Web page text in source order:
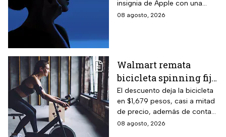
MSI
insignia de Apple con una
rebaja considerable y
08 agosto, 2026
Walmart remata
bicicleta spinning fija
con monitoreo de
velocidad, calorías y
pulso, ideal para hacer
cardio en casa
El descuento deja la bicicleta
en $1,679 pesos, casi a mitad
de precio, además de contar
el beneficio de meses sin
08 agosto, 2026